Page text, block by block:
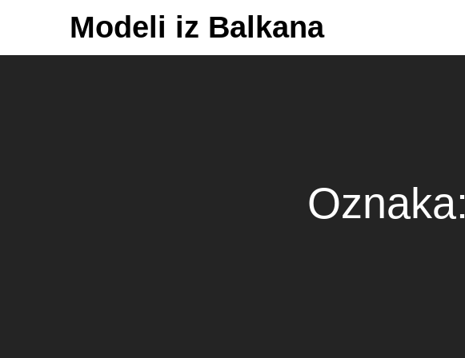
content
Modeli iz Balkana
Oznaka: